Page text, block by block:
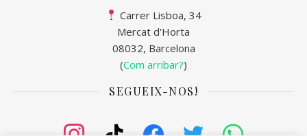
Carrer Lisboa, 34
Mercat d'Horta
08032, Barcelona
(Com arribar?)
SEGUEIX-NOS!